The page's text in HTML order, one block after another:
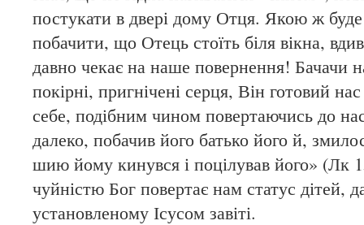
постукати в двері дому Отця. Якою ж
побачити, що Отець стоїть біля вікна,
давно чекає на наше повернення! Бачачи
покірні, пригнічені серця, Він готовий
себе, подібним чином повертаючись до
далеко, побачив його батько його й,
шию йому кинувся і поцілував його» (Лк
чуйністю Бог повертає нам статус дітей,
установленому Ісусом завіті.